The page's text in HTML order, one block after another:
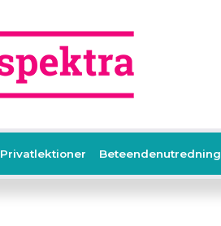
Privatlektioner Beteendenutredning